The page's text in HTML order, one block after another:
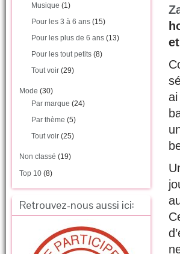
Musique (1)
Pour les 3 à 6 ans (15)
Pour les plus de 6 ans (13)
Pour les tout petits (8)
Tout voir (29)
Mode (30)
Par marque (24)
Par thème (5)
Tout voir (25)
Non classé (19)
Top 10 (8)
Retrouvez-nous aussi ici: